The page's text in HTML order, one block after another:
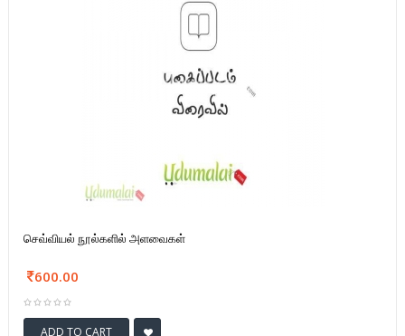
செவ்வியல் நூல்களில் அளவைகள்
600.00
ADD TO CART